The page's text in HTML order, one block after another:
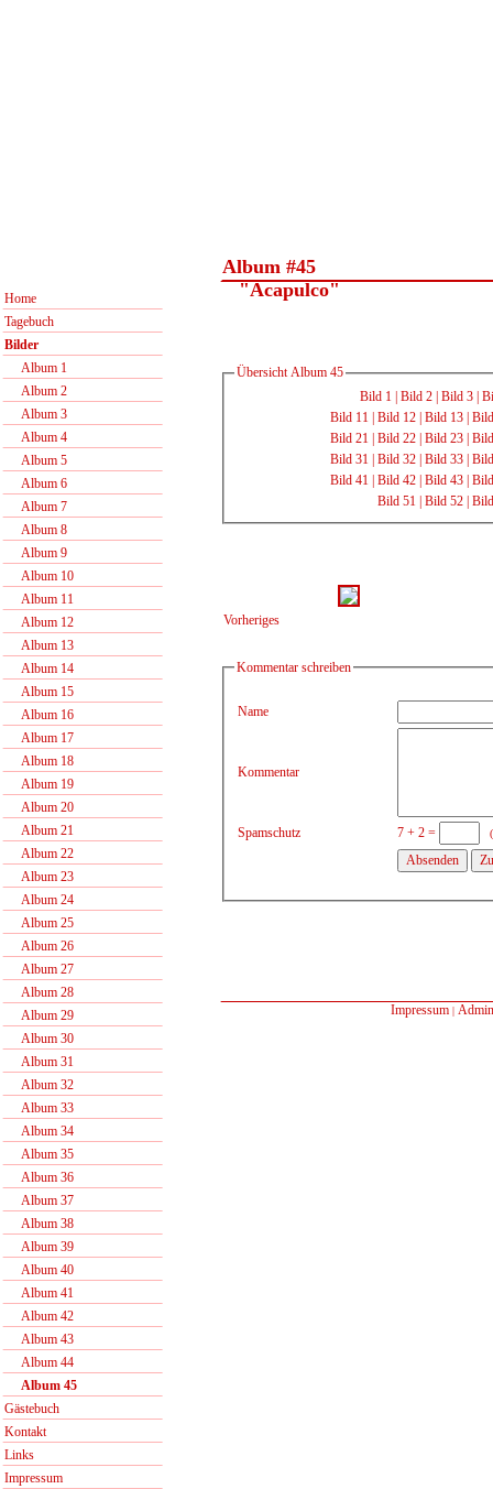
Album #45
"Acapulco"
Home
Tagebuch
Bilder
Album 1
Album 2
Album 3
Album 4
Album 5
Album 6
Album 7
Album 8
Album 9
Album 10
Album 11
Album 12
Album 13
Album 14
Album 15
Album 16
Album 17
Album 18
Album 19
Album 20
Album 21
Album 22
Album 23
Album 24
Album 25
Album 26
Album 27
Album 28
Album 29
Album 30
Album 31
Album 32
Album 33
Album 34
Album 35
Album 36
Album 37
Album 38
Album 39
Album 40
Album 41
Album 42
Album 43
Album 44
Album 45
Gästebuch
Kontakt
Links
Impressum
Übersicht Album 45
Bild 1 Bild 2 Bild 3
Bild 11 Bild 12 Bild 13
Bild 21 Bild 22 Bild 23
Bild 31 Bild 32 Bild 33
Bild 41 Bild 42 Bild 43
Bild 51| Bild 52|
Vorheriges
Kommentar schreiben
Name
Kommentar
Spamschutz 7 + 2 =
Impressum